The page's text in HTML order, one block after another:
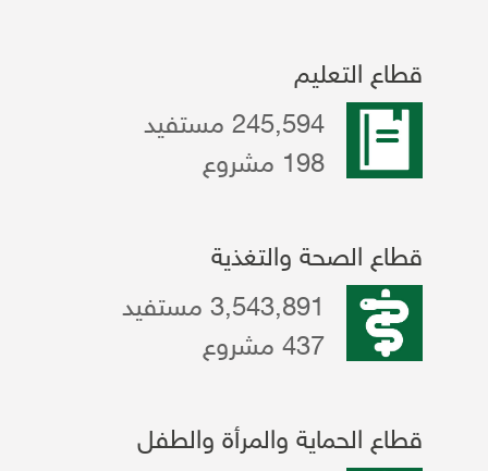
قطاع التعليم
245,594 مستفيد
198 مشروع
قطاع الصحة والتغذية
3,543,891 مستفيد
437 مشروع
قطاع الحماية والمرأة والطفل